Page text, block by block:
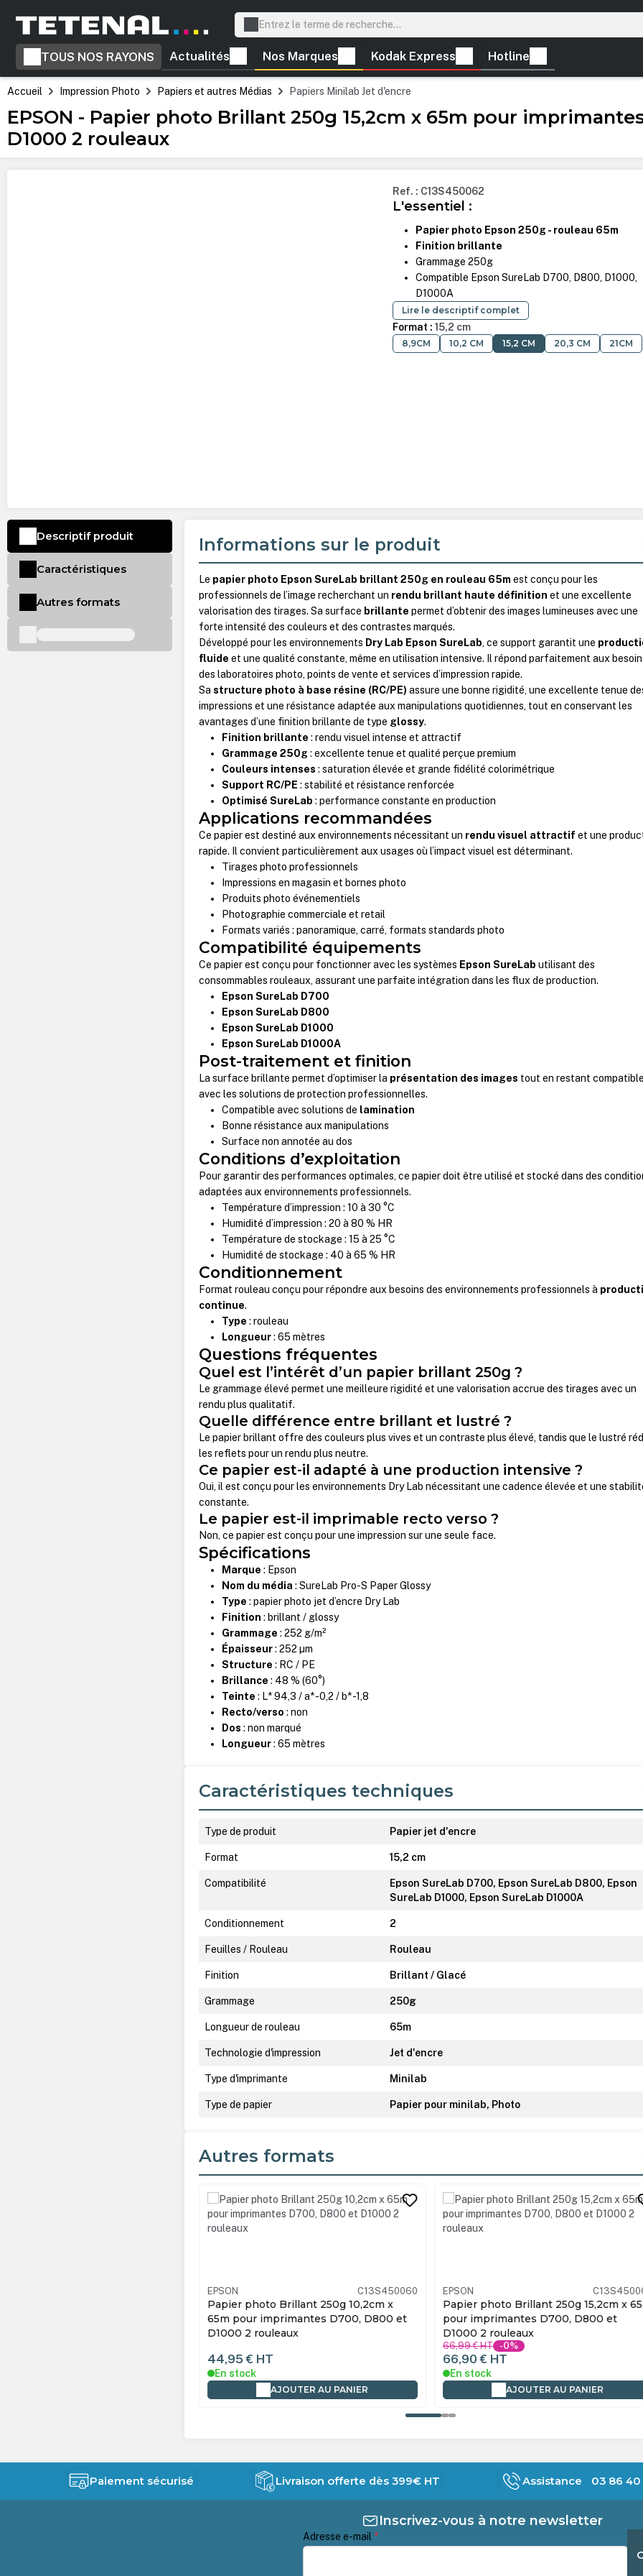
Passer à la navigation principale
TOUS NOS RAYONS Actualités Nos Marques Kodak Express Hotline
Accueil Impression Photo Papiers et autres Médias Papiers Minilab Jet d'encre
EPSON - Papier photo Brillant 250g 15,2cm x 65m pour
D1000 2 rouleaux
Ref. : C13S450062
L'essentiel :
Papier photo Epson 250g - rouleau 65m
Finition brillante
Grammage 250g
Compatible Epson SureLab D700, D800, D1000,
D1000A
Lire le descriptif complet
Format :15,2 cm
8,9CM 10,2 CM 15,2 CM 20,3 CM 21CM
Informations sur le produit
Le papier photo Epson SureLab brillant 250g en rouleau 65m est conçu pour les
professionnels de l’image recherchant un rendu brillant haute définition et une excellente
valorisation des tirages. Sa surface brillante permet d’obtenir des images lumineuses avec une
forte intensité des couleurs et des contrastes marqués.
Développé pour les environnements Dry Lab Epson SureLab, ce support garantit une
fluide et une qualité constante, même en utilisation intensive. Il répond parfaitement aux
des laboratoires photo, points de vente et services d’impression rapide.
Sastructure photo à base résine (RC/PE) assure une bonne rigidité, une excellente tenue
impressions et une résistance adaptée aux manipulations quotidiennes, tout en conservant les
avantages d’une finition brillante de type glossy.
Finition brillante : rendu visuel intense et attractif
Grammage 250g : excellente tenue et qualité perçue premium
Couleurs intenses : saturation élevée et grande fidélité colorimétrique
Support RC/PE : stabilité et résistance renforcée
Optimisé SureLab : performance constante en production
Applications recommandées
Ce papier est destiné aux environnements nécessitant un rendu visuel attractif et une
rapide. Il convient particulièrement aux usages où l’impact visuel est déterminant.
Tirages photo professionnels
Impressions en magasin et bornes photo
Produits photo événementiels
Photographie commerciale et retail
Formats variés : panoramique, carré, formats standards photo
Compatibilité équipements
Ce papier est conçu pour fonctionner avec les systèmes Epson SureLab utilisant des
consommables rouleaux, assurant une parfaite intégration dans les flux de production.
Epson SureLab D700
Epson SureLab D800
Epson SureLab D1000
Epson SureLab D1000A
Post-traitement et finition
La surface brillante permet d’optimiser la présentation des images tout en restant compatible
avec les solutions de protection professionnelles.
Compatible avec solutions de lamination
Bonne résistance aux manipulations
Surface non annotée au dos
Conditions d’exploitation
Pour garantir des performances optimales, ce papier doit être utilisé et stocké dans des
adaptées aux environnements professionnels.
Température d’impression : 10 à 30 °C
Humidité d’impression : 20 à 80 % HR
Température de stockage : 15 à 25 °C
Humidité de stockage : 40 à 65 % HR
Conditionnement
Format rouleau conçu pour répondre aux besoins des environnements professionnels à
continue.
Type : rouleau
Longueur: 65 mètres
Questions fréquentes
Quel est l’intérêt d’un papier brillant 250g ?
Le grammage élevé permet une meilleure rigidité et une valorisation accrue des tirages avec un
rendu plus qualitatif.
Quelle différence entre brillant et lustré ?
Le papier brillant offre des couleurs plus vives et un contraste plus élevé, tandis que le lustré
les reflets pour un rendu plus neutre.
Ce papier est-il adapté à une production intensive ?
Oui, il est conçu pour les environnements Dry Lab nécessitant une cadence élevée et une
constante.
Le papier est-il imprimable recto verso ?
Non, ce papier est conçu pour une impression sur une seule face.
Spécifications
Marque : Epson
Nom du média : SureLab Pro-S Paper Glossy
Type : papier photo jet d’encre Dry Lab
Finition : brillant / glossy
Grammage : 252 g/m²
Épaisseur: 252 µm
Structure : RC / PE
Brillance : 48 % (60°)
Teinte : L* 94,3 / a* -0,2 / b* -1,8
Recto/verso : non
Dos : non marqué
Longueur: 65 mètres
Caractéristiques techniques
Type de produit Papier jet d'encre
Format 15,2 cm
Compatibilité
Epson SureLab D700, Epson SureLab D800, Epson
SureLab D1000, Epson SureLab D1000A
Conditionnement 2
Feuilles / Rouleau Rouleau
Finition Brillant / Glacé
Grammage 250g
Longueur de rouleau 65m
Technologie d'impression Jet d'encre
Type d'imprimante Minilab
Type de papier Papier pour minilab, Photo
Autres formats
Ignorer la galerie de produits
EPSON C13S450060
Papier photo Brillant 250g 10,2cm x
65m pour imprimantes D700, D800 et
D1000 2 rouleaux
44,95 € HT
En stock
AJOUTER AU PANIER
EPSON
Papier photo Brillant 250g 15,2cm x
pour imprimantes D700, D800 et
D1000 2 rouleaux
66,99 €HT -0%
66,90 € HT
En stock
AJOUTER AU PANIER
Descriptif produit
Caractéristiques
Autres formats
Paiement sécurisé Livraison offerte dès 399€ HT Assistance 03 86 40
Inscrivez-vous à notre newsletter
Adresse e-mail *